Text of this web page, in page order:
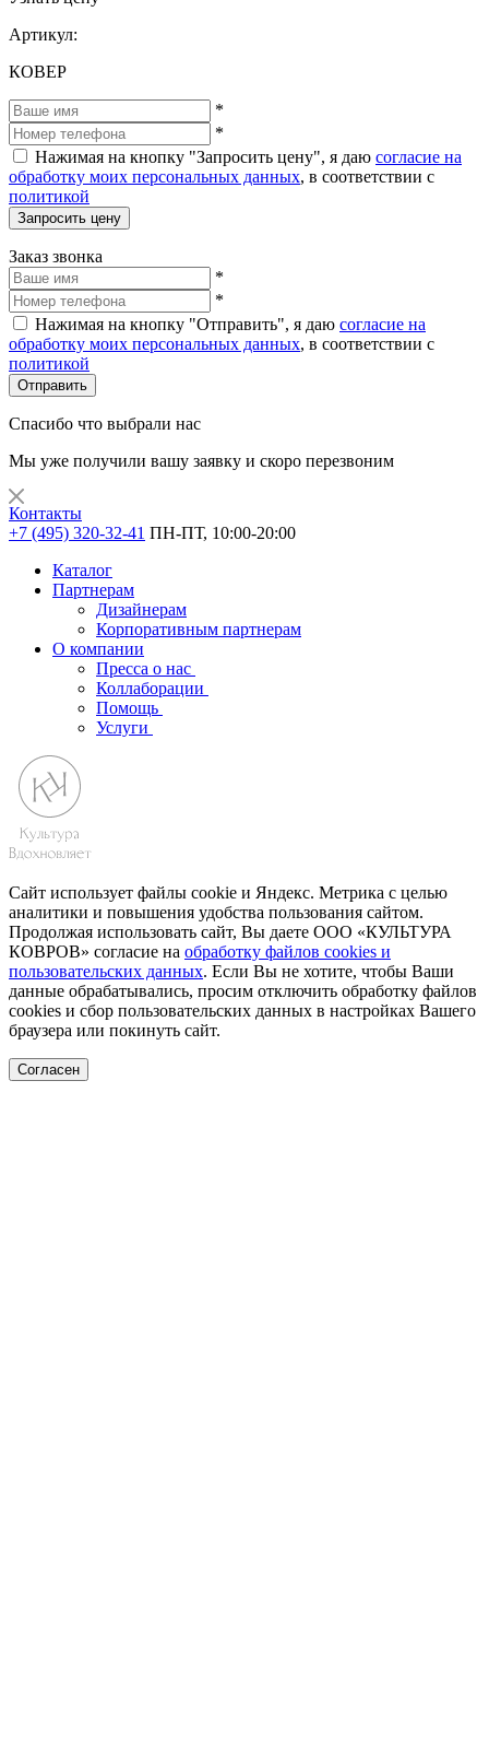
Артикул:
КОВЕР
*
*
Нажимая на кнопку "Запросить цену", я даю согласие на
обработку моих персональных данных, в соответствии с
политикой
Запросить цену
Заказ звонка
*
*
Нажимая на кнопку "Отправить", я даю согласие на
обработку моих персональных данных, в соответствии с
политикой
Отправить
Спасибо что выбрали нас
Мы уже получили вашу заявку и скоро перезвоним
Контакты
+7 (495) 320-32-41 ПН-ПТ, 10:00-20:00
Каталог
Партнерам
Дизайнерам
Корпоративным партнерам
О компании
Пресса о нас
Коллаборации
Помощь
Услуги
Сайт использует файлы cookie и Яндекс. Метрика с целью
аналитики и повышения удобства пользования сайтом.
Продолжая использовать сайт, Вы даете ООО «КУЛЬТУРА
КОВРОВ» согласие на обработку файлов cookies и
пользовательских данных. Если Вы не хотите, чтобы Ваши
данные обрабатывались, просим отключить обработку файлов
cookies и сбор пользовательских данных в настройках Вашего
браузера или покинуть сайт.
Согласен